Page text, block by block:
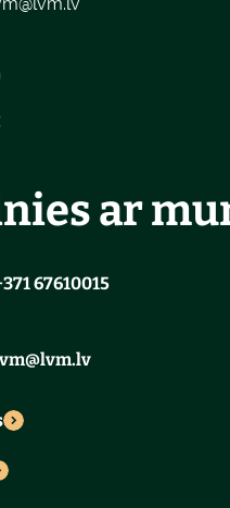
ar
67610015